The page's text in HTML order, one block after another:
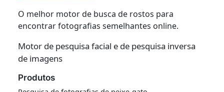
O melhor motor de busca de rostos para
encontrar fotografias semelhantes online.
Motor de pesquisa facial e de pesquisa inversa
de imagens
Produtos